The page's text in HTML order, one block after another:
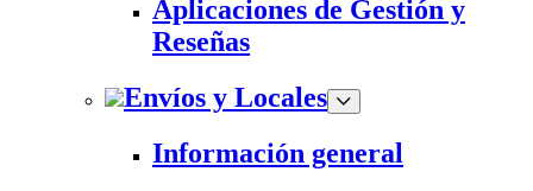
Aplicaciones de Gestión y
Reseñas
Envíos y Locales
Información general